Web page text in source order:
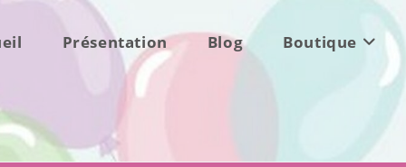
Présentation Blog Boutique